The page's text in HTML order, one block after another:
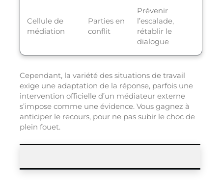
Cellule de
médiation
Parties en
conflit
Prévenir
l’escalade,
rétablir le
dialogue
Cependant, la variété des situations de travail
exige une adaptation de la réponse, parfois une
intervention officielle d’un médiateur externe
s’impose comme une évidence. Vous gagnez à
anticiper le recours, pour ne pas subir le choc de
plein fouet.